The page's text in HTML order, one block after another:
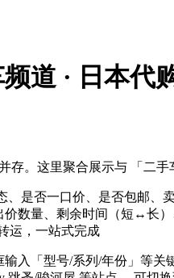
道 · 日本代
存。这里聚合展示与 「二
、是否一口价、是否包邮、
价数量、剩余时间（短↔长
运，一站式完成
输入「型号/系列/年份」等关